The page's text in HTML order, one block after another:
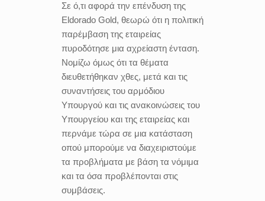
Σε ό,τι αφορά την επένδυση της
Eldorado Gold, θεωρώ ότι η πολιτική
παρέμβαση της εταιρείας
πυροδότησε μια αχρείαστη ένταση.
Νομίζω όμως ότι τα θέματα
διευθετήθηκαν χθες, μετά και τις
συναντήσεις του αρμόδιου
Υπουργού και τις ανακοινώσεις του
Υπουργείου και της εταιρείας και
περνάμε τώρα σε μια κατάσταση
οπού μπορούμε να διαχειριστούμε
τα προβλήματα με βάση τα νόμιμα
και τα όσα προβλέπονται στις
συμβάσεις.